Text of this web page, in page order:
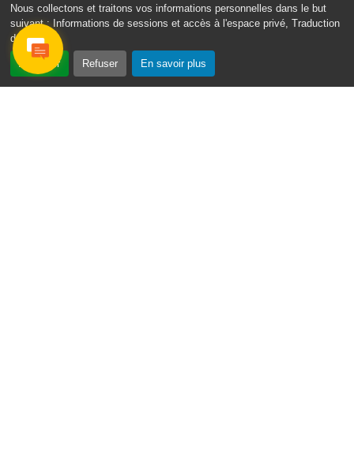
Nous collectons et traitons vos informations personnelles dans le but
suivant :
Informations de sessions et accès à l'espace privé, Traduction
des pages .
Accepter Refuser En savoir plus
Contacter la P.R.A.D.A
Contactez le délégué à la protection des données
personnelles - D.P.O